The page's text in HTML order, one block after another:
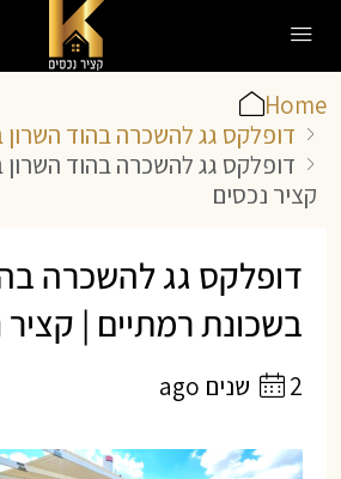
Home
דופלקס גג להשכרה בהוד
דופלקס גג להשכרה בהוד
קציר נכסים
דופלקס גג להשכרה
בשכונת רמתיים | קציר
2 שנים ago